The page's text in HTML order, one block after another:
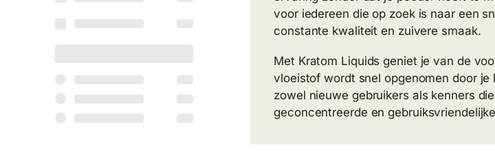
voor iedereen die op zoek is naar een
constante kwaliteit en zuivere smaak.
Met Kratom Liquids geniet je van de
vloeistof wordt snel opgenomen door
zowel nieuwe gebruikers als kenners
geconcentreerde en